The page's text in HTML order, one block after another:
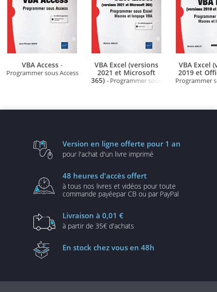
VBA Access -
Programmer sous Access
VBA Excel (versions
2021 et Microsoft
365) - Programmer sous
VBA Excel
2019 et
Programmer
Version en ligne offerte pour 1 an
pour l'achat d'un livre imprimé
48 heures d'accès offert
à tous nos livres et vidéos pour toute
commande payéepar CB ou par PayPal
Livraison à 0,01 €
à partir de 35€ d'achats
En stock chez vous en 48h